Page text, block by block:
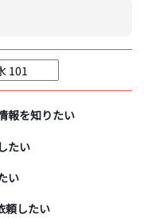
報を知りたい
たい
い
頼したい